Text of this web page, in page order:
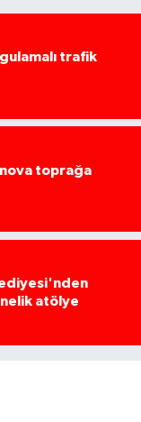
trafik
toprağa
atölye